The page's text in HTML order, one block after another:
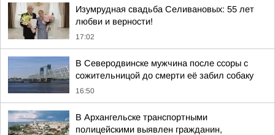
Изумрудная свадьба Селивановых: 55 лет
любви и верности!
17:02
В Северодвинске мужчина после ссоры с
сожительницой до смерти её забил собаку
16:50
В Архангельске транспортными
полицейскими выявлен гражданин,